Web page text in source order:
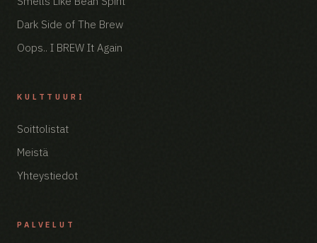
Dark Side of The Brew
Oops.. I BREW It Again
KULTTUURI
Soittolistat
Meistä
Yhteystiedot
PALVELUT